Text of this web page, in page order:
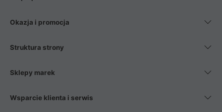
Okazja i promocja
Struktura strony
Sklepy marek
Wsparcie klienta i serwis